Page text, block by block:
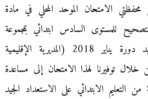
الامتحان الموحد المحلي في مادة
للمستوى السادس ابتدائي بمجموعة
مدارس مولاي رشيد دورة يناير 2018 (المديرية الإقليمية
توفيرنا لهذا الامتحان إلى مساعدة
التعليم الابتدائي على الاستعداد الجيد